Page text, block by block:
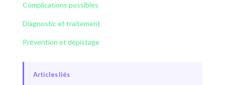
Complications possibles
Diagnostic et traitement
Prévention et dépistage
Articles liés